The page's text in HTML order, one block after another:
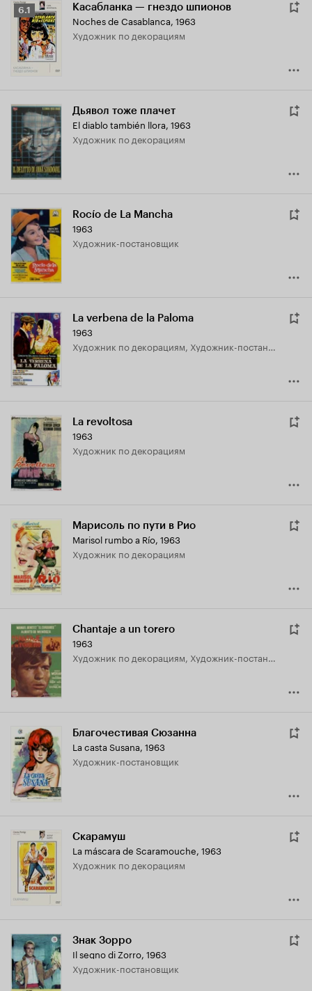
Рейтинг
Кинопоиска
6.1
6.1 Касабланка — гнездо шпионов
Noches de Casablanca, 1963
Художник по декорациям
Дьявол тоже плачет
El diablo también llora, 1963
Художник по декорациям
Rocío de La Mancha
1963
Художник-постановщик
La verbena de la Paloma
1963
Художник по декорациям, Художник-постановщик
La revoltosa
1963
Художник по декорациям
Марисоль по пути в Рио
Marisol rumbo a Río, 1963
Художник по декорациям
Chantaje a un torero
1963
Художник по декорациям, Художник-постановщик
Благочестивая Сюзанна
La casta Susana, 1963
Художник-постановщик
Скарамуш
La máscara de Scaramouche, 1963
Художник по декорациям
Знак Зорро
Il segno di Zorro, 1963
Художник-постановщик